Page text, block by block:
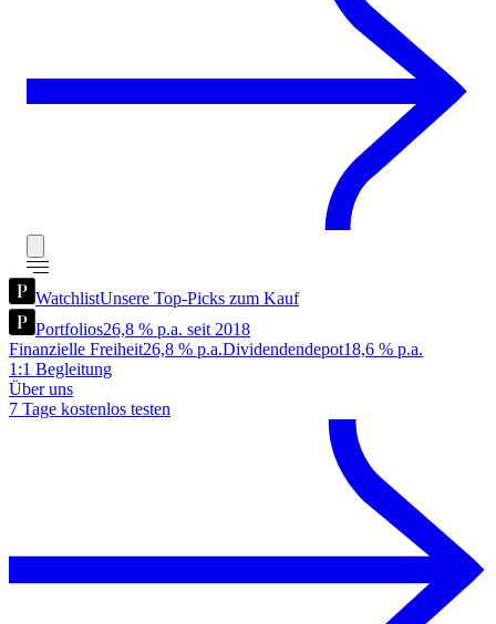
WatchlistUnsere Top-Picks zum Kauf
Portfolios26,8 % p.a. seit 2018
Finanzielle Freiheit26,8 % p.a.Dividendendepot18,6 % p.a.
1:1 Begleitung
Über uns
7 Tage kostenlos testen